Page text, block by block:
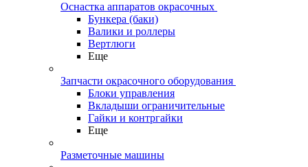
Оснастка аппаратов окрасочных
Бункера (баки)
Валики и роллеры
Вертлюги
Еще
Запчасти окрасочного оборудования
Блоки управления
Вкладыши ограничительные
Гайки и контргайки
Еще
Разметочные машины